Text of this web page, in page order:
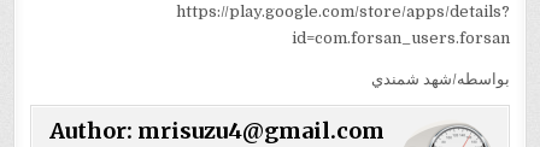
https://play.google.com/store/apps/details?
id=com.forsan_users.forsan
بواسطه/شهد شمندي
Author: mrisuzu4@gmail.com